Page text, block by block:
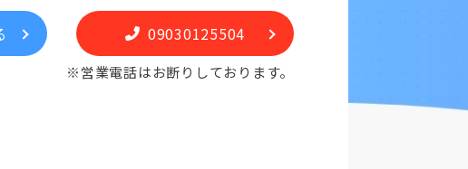
09030125504
※営業電話はお断りしております。